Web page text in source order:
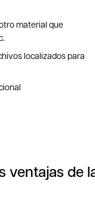
material que
localizados para
ventajas de